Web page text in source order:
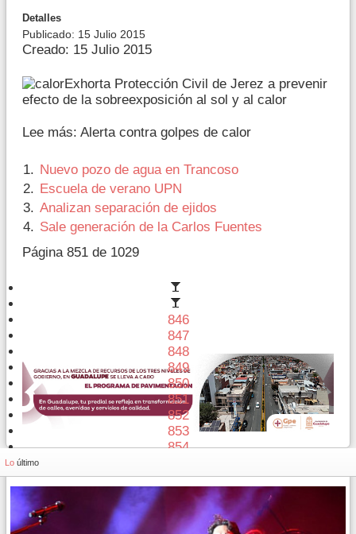
Detalles
Publicado: 15 Julio 2015
Creado: 15 Julio 2015
Exhorta Protección Civil de Jerez a prevenir
efecto de la sobreexposición al sol y al calor
Lee más: Alerta contra golpes de calor
Nuevo pozo de agua en Trancoso
Escuela de verano UPN
Analizan separación de ejidos
Sale generación de la Carlos Fuentes
Página 851 de 1029
846
847
848
849
850
851
852
853
854
Lo último